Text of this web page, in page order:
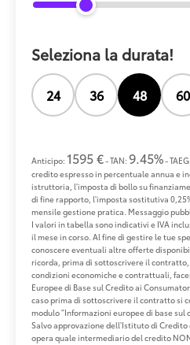
Seleziona la durata!
24 36 48 60
Anticipo: 1595 €- TAN: 9.45%- TAEG:
credito espresso in percentuale annua e
istruttoria, l'imposta di bollo su
di fine rapporto, l'imposta sostitutiva
mensile gestione pratica. Messaggio
I valori in tabella sono indicativi e IVA
il mese in corso. Al fine di gestire le tue
conoscere eventuali altre offerte
ricorda, prima di sottoscrivere il
condizioni economiche e contrattuali,
Europee di Base sul Credito ai
caso prima di sottoscrivere il contratto si
modulo "Informazioni europee di base sul
Salvo approvazione dell'Istituto di Credito
opera quale intermediario del credito